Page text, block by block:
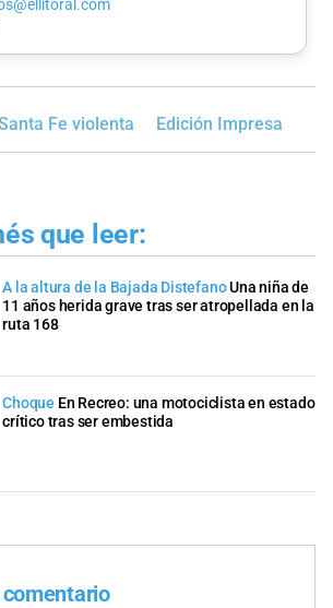
Fe violenta Edición Impresa
que leer:
A la altura de la Bajada DistefanoUna niña de
11 años herida grave tras ser atropellada en la
ruta 168
Choque En Recreo: una motociclista en estado
crítico tras ser embestida